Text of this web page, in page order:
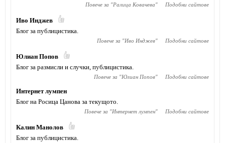
Повече за "Ралица Ковачева" Подобни сайтове
Иво Инджев
Блог за публицистика.
Повече за "Иво Инджев" Подобни сайтове
Юлиан Попов
Блог за размисли и случки, публицистика.
Повече за "Юлиан Попов" Подобни сайтове
Интернет лумпен
Блог на Росица Цанова за текущото.
Повече за "Интернет лумпен" Подобни сайтове
Калин Манолов
Блог за публицистика.